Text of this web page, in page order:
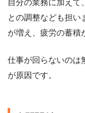
自分の業務に加えて
との調整なども担い
が増え、疲労の蓄積
仕事が回らないのは
が原因です。